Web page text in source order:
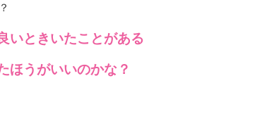
いときいたことがある
ほうがいいのかな？